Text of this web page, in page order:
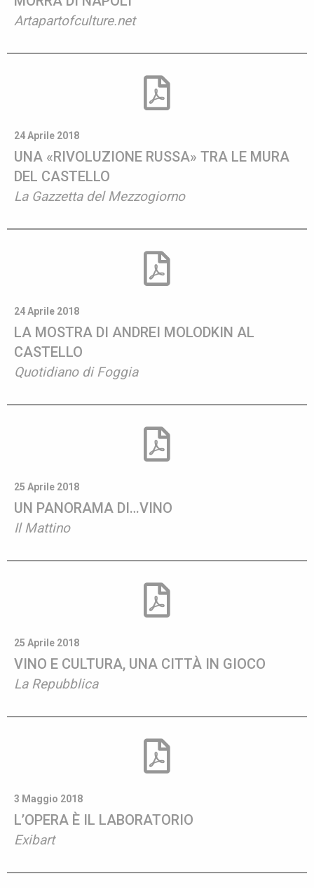
Artapartofculture.net
24 Aprile 2018
UNA «RIVOLUZIONE RUSSA» TRA LE MURA
DEL CASTELLO
La Gazzetta del Mezzogiorno
24 Aprile 2018
LA MOSTRA DI ANDREI MOLODKIN AL
CASTELLO
Quotidiano di Foggia
25 Aprile 2018
UN PANORAMA DI…VINO
Il Mattino
25 Aprile 2018
VINO E CULTURA, UNA CITTÀ IN GIOCO
La Repubblica
3 Maggio 2018
L’OPERA È IL LABORATORIO
Exibart